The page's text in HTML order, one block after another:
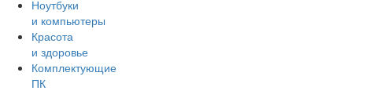
Ноутбуки
и компьютеры
Красота
и здоровье
Комплектующие
ПК